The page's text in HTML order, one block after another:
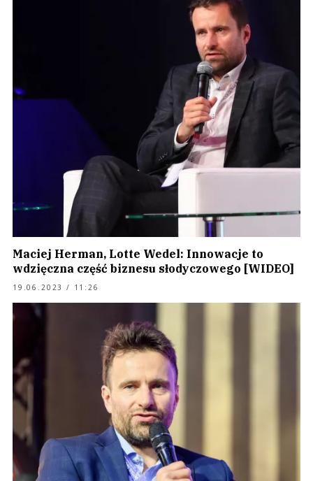
Maciej Herman, Lotte Wedel: Innowacje to
wdzięczna część biznesu słodyczowego [WIDEO]
19.06.2023 / 11:26